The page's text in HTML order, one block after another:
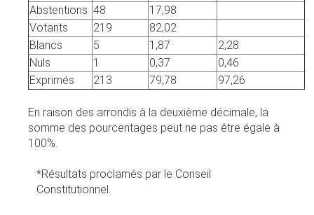
Abstentions 48
17,98
Votants
219
82,02
Blancs
5 1,87
2,28
Nuls
1 0,37
0,46
Exprimés
213 79,78 97,26
En raison des arrondis à la deuxième décimale, la
somme des pourcentages peut ne pas être égale à
100%.
*Résultats proclamés par le Conseil
Constitutionnel.